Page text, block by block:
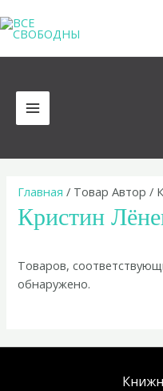
к
содержимому
MAIN
MENU
Главная / Товар Автор /
Кристин
Товаров,
обнаружено.